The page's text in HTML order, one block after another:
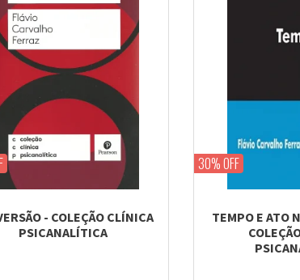
- COLEÇÃO CLÍNICA
PSICANALÍTICA
30% OFF
TEMPO E ATO